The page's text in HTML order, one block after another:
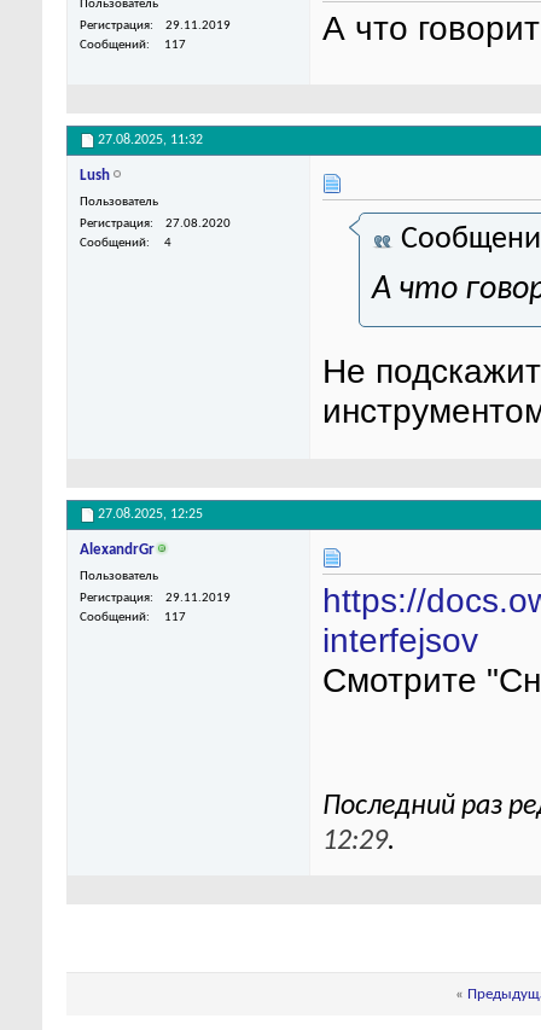
Пользователь
Регистрация
29.11.2019
Сообщений
117 А что
27.08.2025, 11:32
Lush
Пользователь
Регистрация
27.08.2020
Сообщений
4
А что
Не
27.08.2025, 12:25
AlexandrGr
Пользователь
Регистрация
29.11.2019
Сообщений
117
https://
interfejsov
Смотрите
Последний раз
12:29.
«